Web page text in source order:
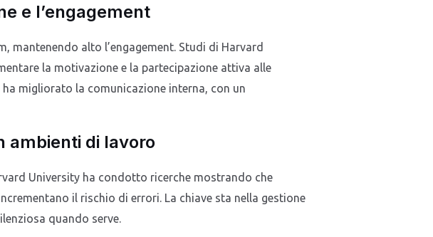
e l’engagement
mantenendo alto l’engagement. Studi di Harvard
la motivazione e la partecipazione attiva alle
migliorato la comunicazione interna, con un
ambienti di lavoro
University ha condotto ricerche mostrando che
il rischio di errori. La chiave sta nella gestione
quando serve.